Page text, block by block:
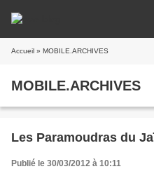
Accueil » MOBILE.ARCHIVES
MOBILE.ARCHIVES
Les Paramoudras du
Publié le 30/03/2012 à 10:11